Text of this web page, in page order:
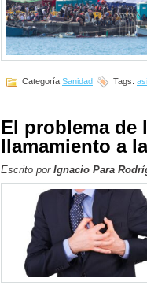
Categoría Sanidad Tags:
El problema de
llamamiento a
Escrito por Ignacio Para